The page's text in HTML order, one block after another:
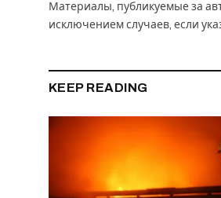
Материалы, публикуемые за
исключением случаев, если
KEEP READING